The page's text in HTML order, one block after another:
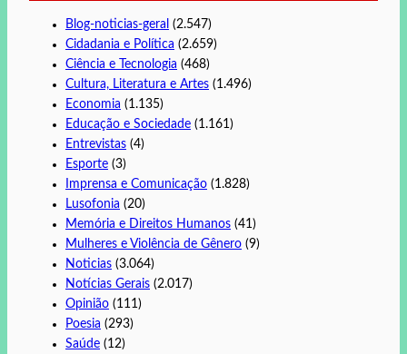
Blog-noticias-geral (2.547)
Cidadania e Política (2.659)
Ciência e Tecnologia (468)
Cultura, Literatura e Artes (1.496)
Economia (1.135)
Educação e Sociedade (1.161)
Entrevistas (4)
Esporte (3)
Imprensa e Comunicação (1.828)
Lusofonia (20)
Memória e Direitos Humanos (41)
Mulheres e Violência de Gênero (9)
Noticias (3.064)
Notícias Gerais (2.017)
Opinião (111)
Poesia (293)
Saúde (12)